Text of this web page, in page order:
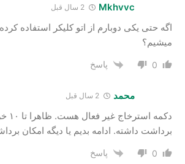
Mkhvvc
اگه حتی یکی دوبارم از اتو کلیکر استفاده
میشیم؟
0 پاسخ
محمد
برداشت داشته. ادامه بدیم یا دیگه امکان
0 پاسخ